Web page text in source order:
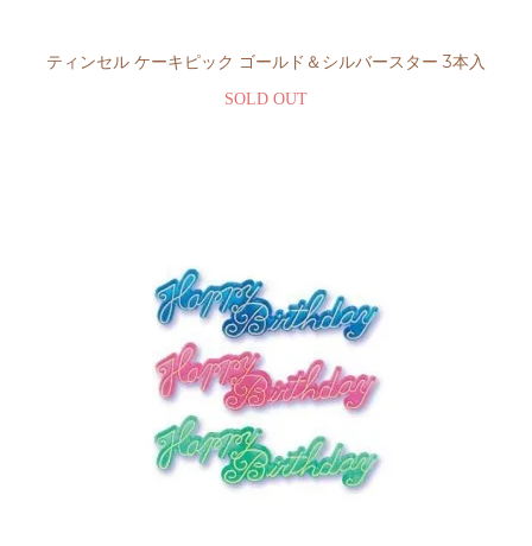
ティンセル ケーキピック ゴールド＆シルバースター 3本入
SOLD OUT